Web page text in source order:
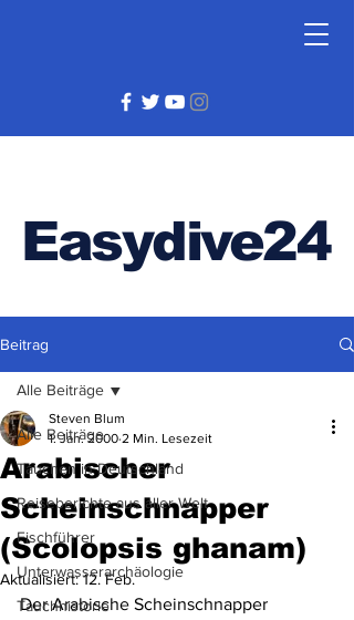
Easydive24
Beitrag
Alle Beiträge
Tauchen in Deutschland
Reiseberichte aus aller Welt
Fischführer
Unterwasserarchäologie
Tauchhistorie
Alle Beiträge
Arabischer
Scheinschnapper
(Scolopsis ghanam)
Steven Blum
1. Jan. 2000 2 Min. Lesezeit
Aktualisiert:12. Feb.
Der Arabische Scheinschnapper